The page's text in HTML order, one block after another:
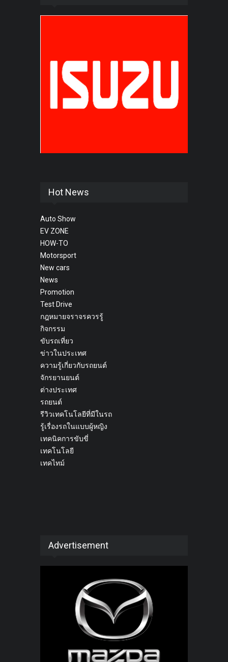
Hot News
Auto Show
EV ZONE
HOW-TO
Motorsport
New cars
News
Promotion
Test Drive
กฎหมายจราจรควรรู้
กิจกรรม
ขับรถเที่ยว
ข่าวในประเทศ
ความรู้เกี่ยวกับรถยนต์
จักรยานยนต์
ต่างประเทศ
รถยนต์
รีวิวเทคโนโลยีที่มีในรถ
รู้เรื่องรถในแบบผู้หญิง
เทคนิคการขับขี่
เทคโนโลยี
เทคไทม์
Advertisement